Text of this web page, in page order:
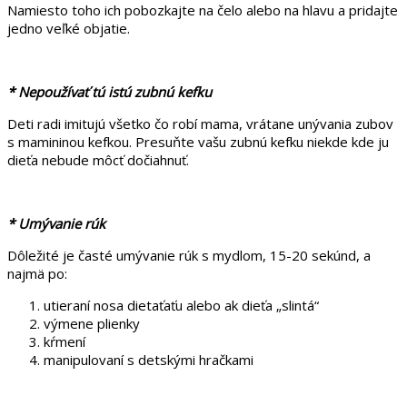
Namiesto toho ich pobozkajte na čelo alebo na hlavu a pridajte
jedno veľké objatie.
* Nepoužívať tú istú zubnú kefku
Deti radi imitujú všetko čo robí mama, vrátane unývania zubov
s mamininou kefkou. Presuňte vašu zubnú kefku niekde kde ju
dieťa nebude môcť dočiahnuť.
* Umývanie rúk
Dôležité je časté umývanie rúk s mydlom, 15-20 sekúnd, a
najmä po:
utieraní nosa dietaťaťu alebo ak dieťa „slintá“
výmene plienky
kŕmení
manipulovaní s detskými hračkami